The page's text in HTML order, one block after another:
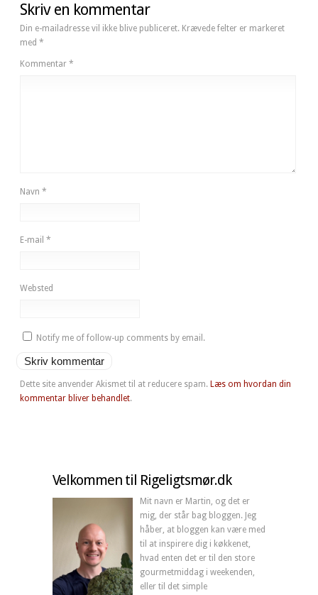
Skriv en kommentar
Din e-mailadresse vil ikke blive publiceret. Krævede felter er markeret
med *
Kommentar *
Navn *
E-mail *
Websted
Notify me of follow-up comments by email.
Dette site anvender Akismet til at reducere spam. Læs om hvordan din
kommentar bliver behandlet.
Velkommen til Rigeligtsmør.dk
Mit navn er Martin, og det er
mig, der står bag bloggen. Jeg
håber, at bloggen kan være med
til at inspirere dig i køkkenet,
hvad enten det er til den store
gourmetmiddag i weekenden,
eller til det simple